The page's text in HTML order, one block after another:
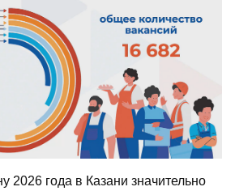
2026 года в Казани значительно